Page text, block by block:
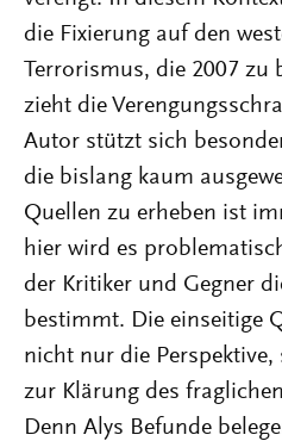
die Fixierung auf den
Terrorismus, die 2007 zu
zieht die
Autor stützt sich
die bislang kaum
Quellen zu erheben ist
hier wird es
der Kritiker und Gegner
bestimmt. Die einseitige
nicht nur die
zur Klärung des
Denn Alys Befunde